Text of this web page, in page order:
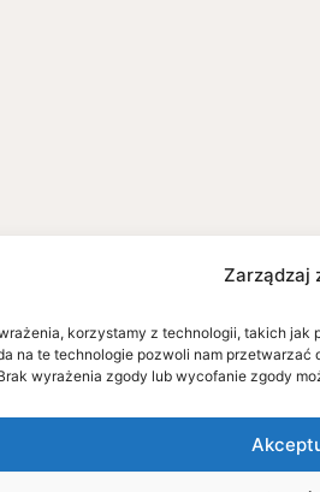
Zarządzaj
korzystamy z technologii, takich
na te technologie pozwoli nam
wyrażenia zgody lub wycofanie zgody